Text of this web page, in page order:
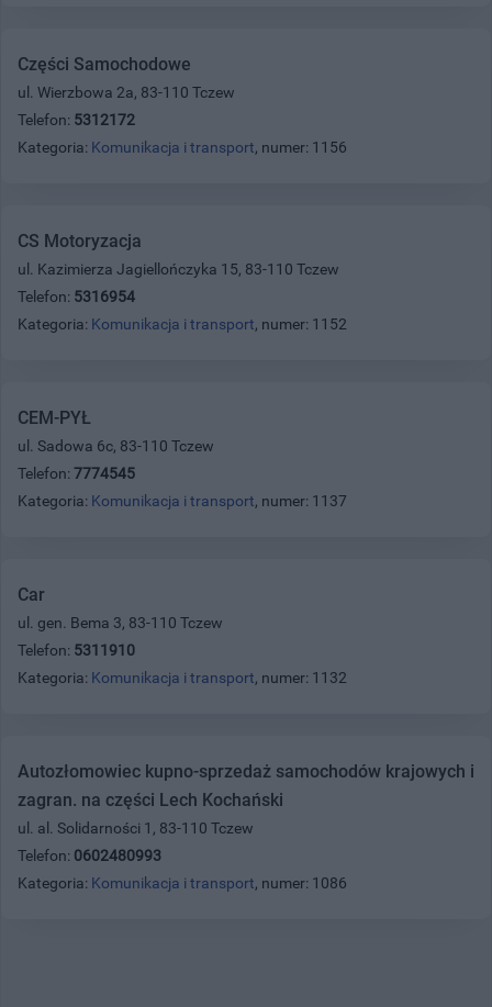
Części Samochodowe
ul. Wierzbowa 2a, 83-110 Tczew
Telefon: 5312172
Kategoria: Komunikacja i transport, numer: 1156
CS Motoryzacja
ul. Kazimierza Jagiellończyka 15, 83-110 Tczew
Telefon: 5316954
Kategoria: Komunikacja i transport, numer: 1152
CEM-PYŁ
ul. Sadowa 6c, 83-110 Tczew
Telefon: 7774545
Kategoria: Komunikacja i transport, numer: 1137
Car
ul. gen. Bema 3, 83-110 Tczew
Telefon: 5311910
Kategoria: Komunikacja i transport, numer: 1132
Autozłomowiec kupno-sprzedaż samochodów krajowych i
zagran. na części Lech Kochański
ul. al. Solidarności 1, 83-110 Tczew
Telefon: 0602480993
Kategoria: Komunikacja i transport, numer: 1086